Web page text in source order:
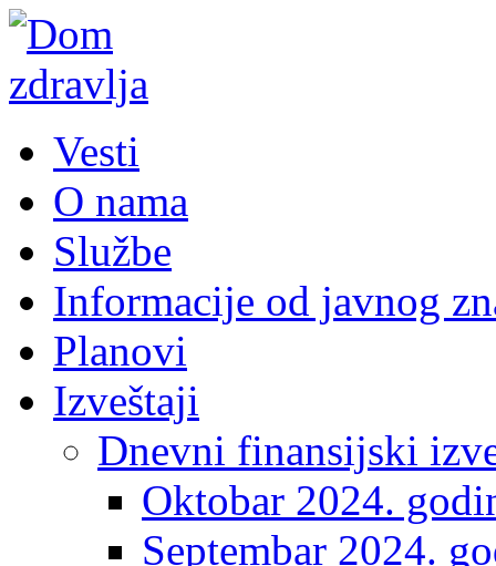
Vesti
O nama
Službe
Informacije od javnog
Planovi
Izveštaji
Dnevni finansijski
Oktobar 2024.
Septembar 2024.